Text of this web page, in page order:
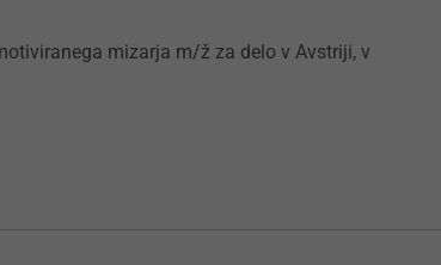
mizarja m/ž za delo v Avstriji, v